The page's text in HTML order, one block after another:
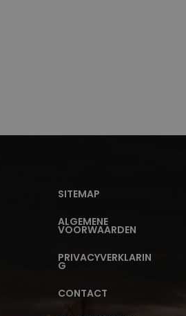
SITEMAP
ALGEMENE
VOORWAARDEN
PRIVACYVERKLARIN
G
CONTACT